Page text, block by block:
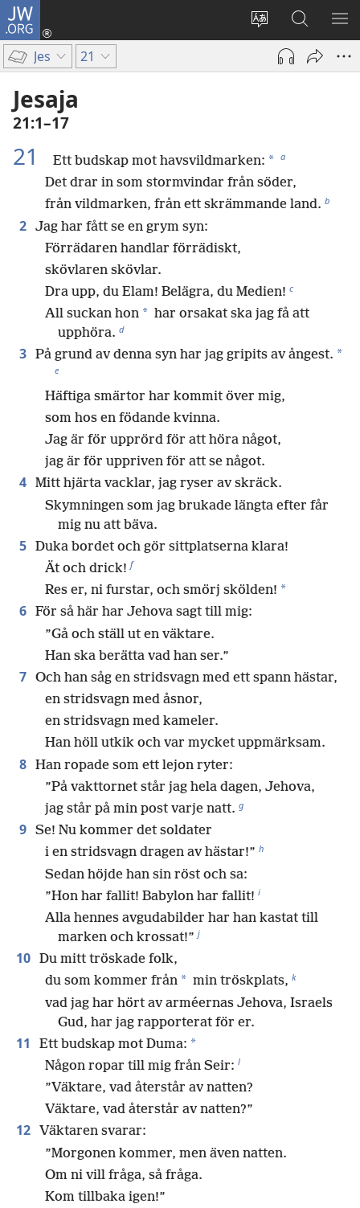
JW.ORG
Ändra
webbplatsens
språk
Logga
(öppnar
Sök
på
jw.org
Jes 21
Jesaja
21:1–17
21 Ett budskap mot havsvildmarken: * a
Det drar in som stormvindar från söder,
från vildmarken, från ett skrämmande land. b
2 Jag har fått se en grym syn:
Förrädaren handlar förrädiskt,
skövlaren skövlar.
Dra upp, du Elam! Belägra, du Medien! c
All suckan hon * har orsakat ska jag få att
upphöra. d
3 På grund av denna syn har jag gripits av ångest. *
e
Häftiga smärtor har kommit över mig,
som hos en födande kvinna.
Jag är för upprörd för att höra något,
jag är för uppriven för att se något.
4 Mitt hjärta vacklar, jag ryser av skräck.
Skymningen som jag brukade längta efter får
mig nu att bäva.
5 Duka bordet och gör sittplatserna klara!
Ät och drick! f
Res er, ni furstar, och smörj skölden! *
6 För så här har Jehova sagt till mig:
”Gå och ställ ut en väktare.
Han ska berätta vad han ser.”
7 Och han såg en stridsvagn med ett spann hästar,
en stridsvagn med åsnor,
en stridsvagn med kameler.
Han höll utkik och var mycket uppmärksam.
8 Han ropade som ett lejon ryter:
”På vakttornet står jag hela dagen, Jehova,
jag står på min post varje natt. g
9 Se! Nu kommer det soldater
i en stridsvagn dragen av hästar!” h
Sedan höjde han sin röst och sa:
”Hon har fallit! Babylon har fallit! i
Alla hennes avgudabilder har han kastat till
marken och krossat!” j
10 Du mitt tröskade folk,
du som kommer från * min tröskplats, k
vad jag har hört av arméernas Jehova, Israels
Gud, har jag rapporterat för er.
11 Ett budskap mot Duma: *
Någon ropar till mig från Seir: l
”Väktare, vad återstår av natten?
Väktare, vad återstår av natten?”
12
Väktaren svarar:
”Morgonen kommer, men även natten.
Om ni vill fråga, så fråga.
Kom tillbaka igen!”